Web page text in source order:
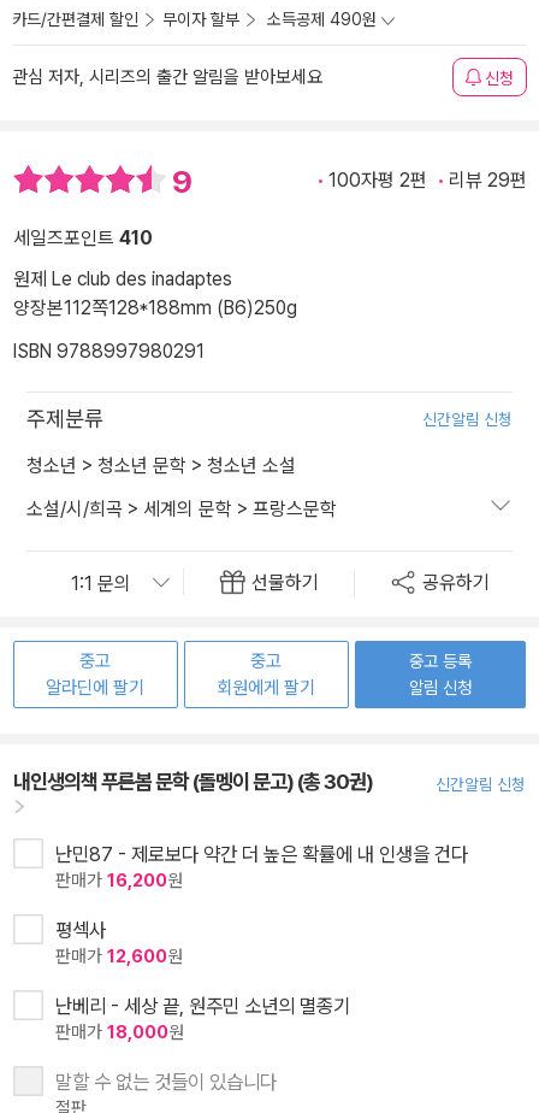
카드/간편결제 할인 무이자 할부 소득공제 490원
관심 저자, 시리즈의 출간 알림을 받아보세요 신청
9 100자평 2편 리뷰 29편
세일즈포인트 410
원제 Le club des inadaptes
양장본112쪽128*188mm (B6)250g
ISBN 9788997980291
주제분류 신간알림 신청
청소년 > 청소년 문학 > 청소년 소설
소설/시/희곡 > 세계의 문학 > 프랑스문학
선물하기 공유하기
중고
알라딘에 팔기
중고
회원에게 팔기
중고 등록
알림 신청
내인생의책 푸른봄 문학 (돌멩이 문고) (총 30권) 신간알림 신청
난민87 - 제로보다 약간 더 높은 확률에 내 인생을 건다
판매가 16,200원
평섹사
판매가 12,600원
난베리 - 세상 끝, 원주민 소년의 멸종기
판매가 18,000원
말할 수 없는 것들이 있습니다
절판